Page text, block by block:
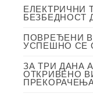
ЕЛЕКТРИЧНИ
БЕЗБЕДНОСТ
ПОВРЕЂЕНИ
УСПЕШНО СЕ
ЗА ТРИ ДАНА
ОТКРИВЕНО